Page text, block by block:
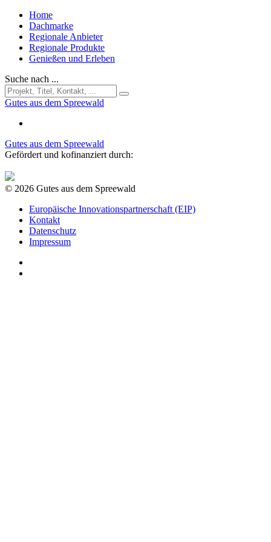
Home
Dachmarke
Regionale Anbieter
Regionale Produkte
Genießen und Erleben
Suche nach ...
Gutes aus dem Spreewald
Gutes aus dem Spreewald
Gefördert und kofinanziert durch:
© 2026 Gutes aus dem Spreewald
Europäische Innovationspartnerschaft (EIP)
Kontakt
Datenschutz
Impressum